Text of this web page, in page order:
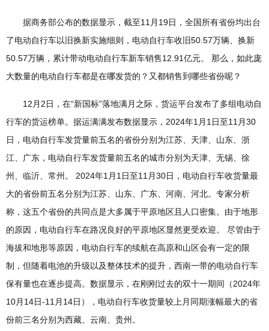
据商务部公布的数据显示，截至11月19日，全国所有省份均出台
了电动自行车以旧换新实施细则，电动自行车收旧50.57万辆、换新
50.57万辆，累计带动电动自行车新车销售12.91亿元。 那么，如此庞
大数量的电动自行车都是在哪发货的？又都销售到哪些省份呢？
12月2日，在“新国标”落地满月之际，货运平台发布了多组电动自
行车的货运榜单。据运满满发布数据显示，2024年1月1日至11月30
日，电动自行车发货量前五名的省份分别为江苏、天津、山东、浙
江、广东，电动自行车发货量前五名的城市分别为天津、无锡、徐
州、临沂、常州。 2024年1月1日至11月30日，电动自行车收货量最
大的省份前五名分别为江苏、山东、广东、河南、河北。专家分析
称，这五个省份的共同点是大多属于平原地区且人口密集。由于地形
的原因，电动自行车在路况良好的平原地区显然更受欢迎。 尽管由于
海拔和地形等原因，电动自行车的续航在高原和山区会有一定的限
制，但随着电池的升级以及整体技术的提升，西南一带的电动自行车
保有量也在逐步提高。数据显示，在刚刚过去的双十一期间（2024年
10月14日-11月14日），电动自行车收货量较上月同期涨幅最大的省
份前三名分别为西藏、云南、贵州。